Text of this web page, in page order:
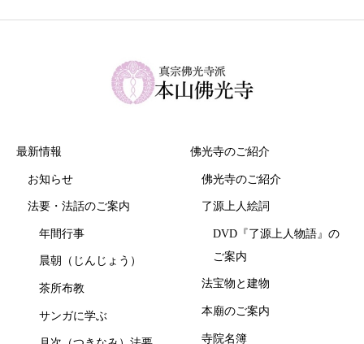
最新情報
お知らせ
法要・法話のご案内
年間行事
晨朝（じんじょう）
茶所布教
サンガに学ぶ
佛光寺のご紹介
佛光寺のご紹介
了源上人絵詞
DVD『了源上人物語』の
ご案内
法宝物と建物
本廟のご案内
寺院名簿